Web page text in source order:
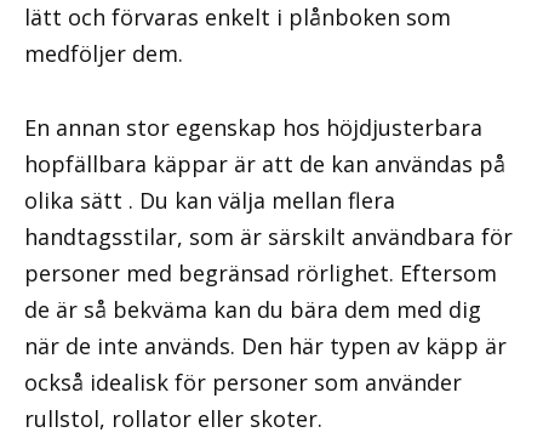
lätt och förvaras enkelt i plånboken som
medföljer dem.
En annan stor egenskap hos höjdjusterbara
hopfällbara käppar är att de kan användas på
olika sätt . Du kan välja mellan flera
handtagsstilar, som är särskilt användbara för
personer med begränsad rörlighet. Eftersom
de är så bekväma kan du bära dem med dig
när de inte används. Den här typen av käpp är
också idealisk för personer som använder
rullstol, rollator eller skoter.